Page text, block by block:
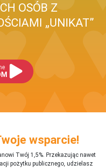
OSÓB Z
„UNIKAT”
wsparcie!
Twój 1,5%. Przekazując nawet
pożytku publicznego, udzielasz